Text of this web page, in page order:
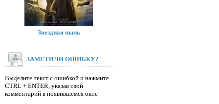
Звездная пыль
ЗАМЕТИЛИ ОШИБКУ?
Выделите текст с ошибкой и нажмите
CTRL + ENTER, указав свой
комментарий в появившемся окне